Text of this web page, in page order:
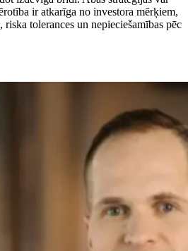
ir atkarīga no investora mērķiem,
tolerances un nepieciešamības pēc